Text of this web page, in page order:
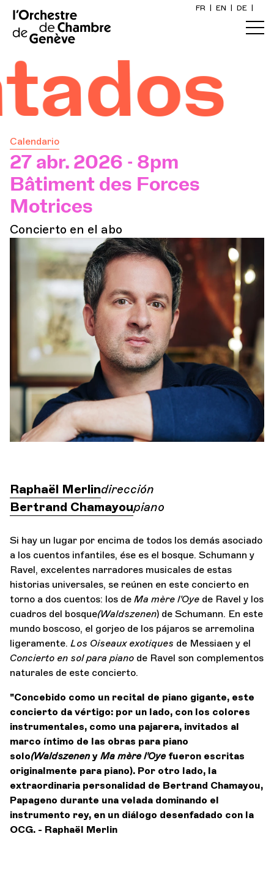
FR EN DE
Calendario
27 abr. 2026 - 8pm
Bâtiment des Forces
Motrices
Concierto en el abo
Raphaël Merlindirección
Bertrand Chamayoupiano
Si hay un lugar por encima de todos los demás asociado
a los cuentos infantiles, ése es el bosque. Schumann y
Ravel, excelentes narradores musicales de estas
historias universales, se reúnen en este concierto en
torno a dos cuentos: los de Ma mère l'Oye de Ravel y los
cuadros del bosque(Waldszenen) de Schumann. En este
mundo boscoso, el gorjeo de los pájaros se arremolina
ligeramente. Los Oiseaux exotiques de Messiaen y el
Concierto en solpara piano de Ravel son complementos
naturales de este concierto.
"Concebido como un recital de piano gigante, este
concierto da vértigo: por un lado, con los colores
instrumentales, como una pajarera, invitados al
marco íntimo de las obras para piano
solo(Waldszenen y Ma mère l'Oyefueron escritas
originalmente para piano). Por otro lado, la
extraordinaria personalidad de Bertrand Chamayou,
Papageno durante una velada dominando el
instrumento rey, en un diálogo desenfadado con la
OCG. - Raphaël Merlin
Inicio
Calendario
Explore
La Gaceta del Concierto
Participación cultural
Orquesta y músicos
LA OCG
Espacio Pro
Iniciar sesión